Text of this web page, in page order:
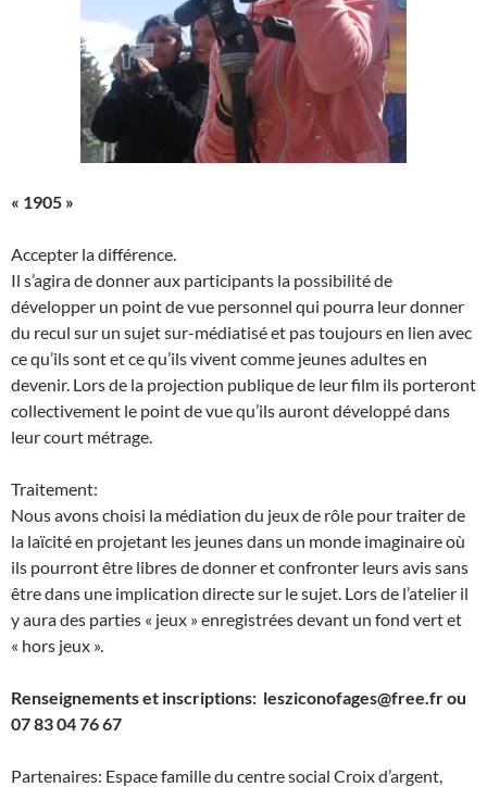
« 1905 »
Accepter la différence.
Il s’agira de donner aux participants la possibilité de
développer un point de vue personnel qui pourra leur donner
du recul sur un sujet sur-médiatisé et pas toujours en lien avec
ce qu’ils sont et ce qu’ils vivent comme jeunes adultes en
devenir. Lors de la projection publique de leur film ils porteront
collectivement le point de vue qu’ils auront développé dans
leur court métrage.
Traitement:
Nous avons choisi la médiation du jeux de rôle pour traiter de
la laïcité en projetant les jeunes dans un monde imaginaire où
ils pourront être libres de donner et confronter leurs avis sans
être dans une implication directe sur le sujet. Lors de l’atelier il
y aura des parties « jeux » enregistrées devant un fond vert et
« hors jeux ».
Renseignements et inscriptions: lesziconofages@free.fr ou
07 83 04 76 67
Partenaires: Espace famille du centre social Croix d’argent,